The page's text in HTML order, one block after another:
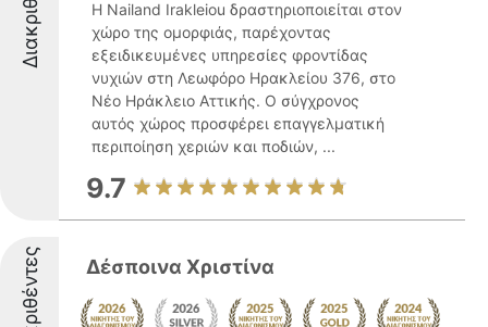
Η Nailand Irakleiou δραστηριοποιείται στον
χώρο της ομορφιάς, παρέχοντας
εξειδικευμένες υπηρεσίες φροντίδας
νυχιών στη Λεωφόρο Ηρακλείου 376, στο
Νέο Ηράκλειο Αττικής. Ο σύγχρονος
αυτός χώρος προσφέρει επαγγελματική
περιποίηση χεριών και ποδιών, ...
9.7
Δέσποινα Χριστίνα